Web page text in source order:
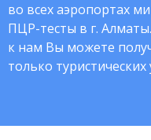
во всех аэропортах
ПЦР-тесты в г.
к нам Вы можете
только туристических